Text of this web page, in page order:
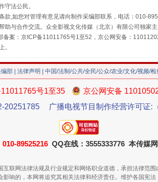
"炒鞋教程"里的骗局
珠宝鉴定乱象
守法公民。
款,如您对管理有意见请向制作采编部联系，电话：010-
助与合作交流。众全影视文化传媒（北京）有限公司独家
备案：京ICP备11011765号1至52，京公网安备：
。
部 法律声明 | 中国/法制/公共/全民/公众/农业/文化/视频/
号1至35
京公网安备
20251785
广播电视节目制作经营许可证:
010-89525216 QQ在线：3555333776 本传媒
联网法律法规及行业规定和网络职业道德，承担法律范
响的，本网将追究其相关法律和经济责任。维护各国宪